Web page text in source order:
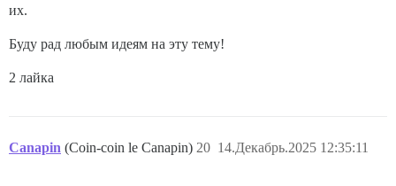
их.
Буду рад любым идеям на эту тему!
2 лайка
Canapin (Coin-coin le Canapin) 14.Декабрь.2025 12:35:11
20